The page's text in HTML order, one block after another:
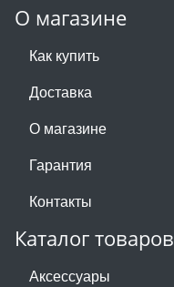
О магазине
Как купить
Доставка
О магазине
Гарантия
Контакты
Каталог товаров
Аксессуары